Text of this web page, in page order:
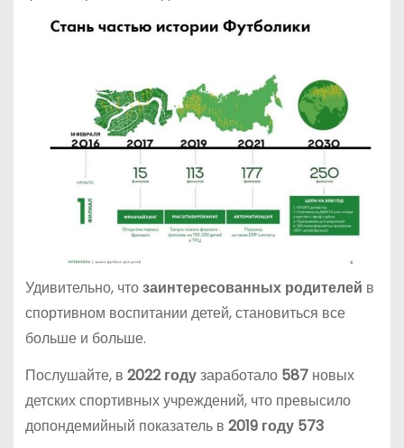
Удивительно, чтозаинтересованных родителей в
спортивном воспитании детей, становиться все
больше и больше.
Послушайте, в 2022 годузаработало 587новых
детских спортивных учреждений, что превысило
допондемийный показатель в 2019 году 573